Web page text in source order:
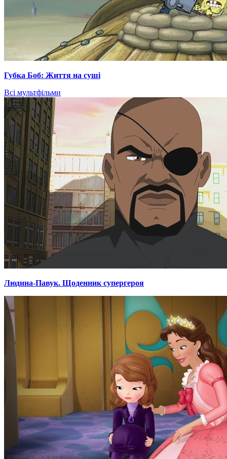
Губка Боб: Життя на суші
Всі мультфільми
Людина-Павук. Щоденник супергероя